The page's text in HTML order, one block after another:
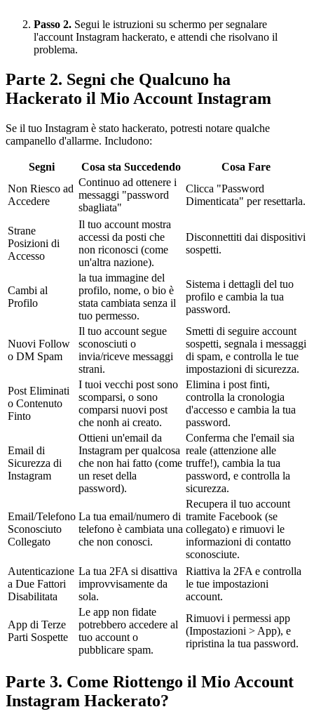
Passo 2. Segui le istruzioni su schermo per segnalare
l'account Instagram hackerato, e attendi che risolvano il
problema.
Parte 2. Segni che Qualcuno ha
Hackerato il Mio Account Instagram
Se il tuo Instagram è stato hackerato, potresti notare qualche
campanello d'allarme. Includono:
Segni Cosa sta Succedendo
Cosa Fare
Non Riesco ad
Accedere
Continuo ad ottenere i
messaggi "password
sbagliata"
Clicca "Password
Dimenticata" per resettarla.
Strane
Posizioni di
Accesso
Il tuo account mostra
accessi da posti che
non riconosci (come
un'altra nazione).
Disconnettiti dai dispositivi
sospetti.
Cambi al
Profilo
la tua immagine del
profilo, nome, o bio è
stata cambiata senza il
tuo permesso.
Sistema i dettagli del tuo
profilo e cambia la tua
password.
Nuovi Follow
o DM Spam
Il tuo account segue
sconosciuti o
invia/riceve messaggi
strani.
Smetti di seguire account
sospetti, segnala i messaggi
di spam, e controlla le tue
impostazioni di sicurezza.
Post Eliminati
o Contenuto
Finto
I tuoi vecchi post sono
scomparsi, o sono
comparsi nuovi post
che nonh ai creato.
Elimina i post finti,
controlla la cronologia
d'accesso e cambia la tua
password.
Email di
Sicurezza di
Instagram
Ottieni un'email da
Instagram per qualcosa
che non hai fatto (come
un reset della
password).
Conferma che l'email sia
reale (attenzione alle
truffe!), cambia la tua
password, e controlla la
sicurezza.
Email/Telefono
Sconosciuto
Collegato
La tua email/numero di
telefono è cambiata una
che non conosci.
Recupera il tuo account
tramite Facebook (se
collegato) e rimuovi le
informazioni di contatto
sconosciute.
Autenticazione
a Due Fattori
Disabilitata
La tua 2FA si disattiva
improvvisamente da
sola.
Riattiva la 2FA e controlla
le tue impostazioni
account.
App di Terze
Parti Sospette
Le app non fidate
potrebbero accedere al
tuo account o
pubblicare spam.
Rimuovi i permessi app
(Impostazioni > App), e
ripristina la tua password.
Parte 3. Come Riottengo il Mio Account
Instagram Hackerato?